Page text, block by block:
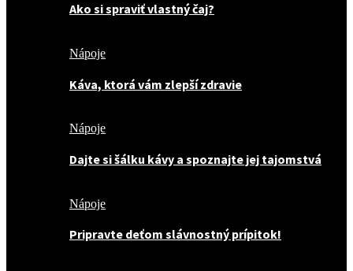
Ako si spraviť vlastný čaj?
Nápoje
Káva, ktorá vám zlepší zdravie
Nápoje
Dajte si šálku kávy a spoznajte jej tajomstvá
Nápoje
Pripravte deťom slávnostný prípitok!